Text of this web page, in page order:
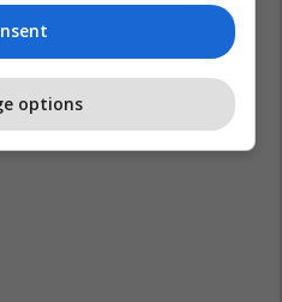
options